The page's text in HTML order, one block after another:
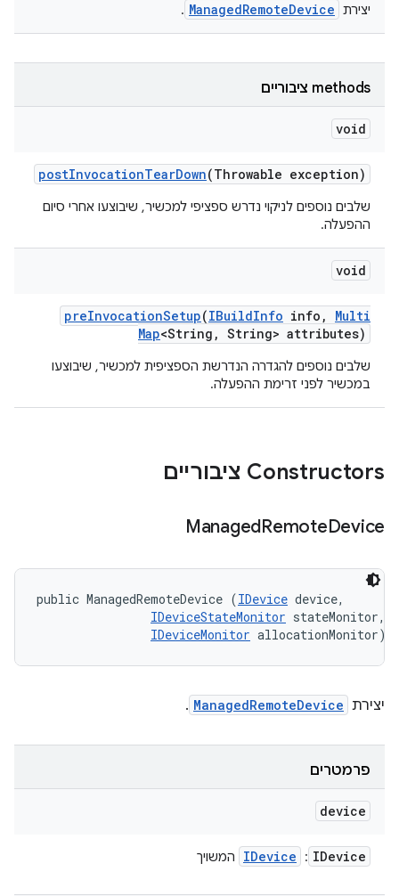
יצירת ManagedRemoteDevice
.
‫methods ציבוריים
void
postInvocationTearDown(Throwable exception)
שלבים נוספים לניקוי נדרש ספציפי למכשיר, שיבוצעו אחרי סיום
ההפעלה.
void
preInvocationSetup(IBuildInfo info ,
Multi
Map<String , String> attributes)
שלבים נוספים להגדרה הנדרשת הספציפית למכשיר, שיבוצעו
במכשיר לפני זרימת ההפעלה.
Constructors ציבוריים
ManagedRemoteDevice
public ManagedRemoteDevice (IDevice device,
IDeviceStateMonitor stateMonitor,
IDeviceMonitor allocationMonitor)
יצירת ManagedRemoteDevice
.
פרמטרים
device
IDevice
:
IDevice המשויך